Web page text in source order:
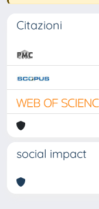
Citazioni
social impact